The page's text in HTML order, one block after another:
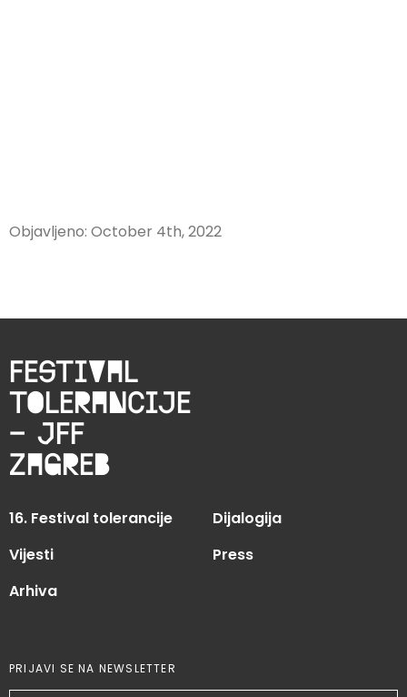
Objavljeno: October 4th, 2022
Festival
tolerancije
– JFF
zagreb
16. Festival tolerancije
Dijalogija
Vijesti
Press
Arhiva
PRIJAVI SE NA NEWSLETTER